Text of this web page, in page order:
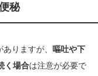
秘
りますが、
嘔吐や下
く場合は注意が必要で